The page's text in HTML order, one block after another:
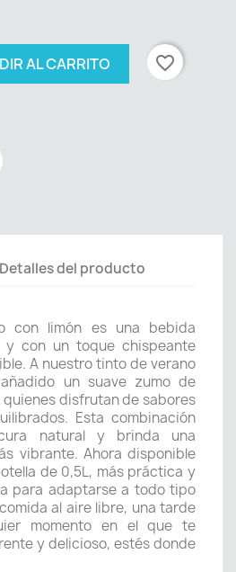
AL CARRITO favorite_border
Detalles del producto
con limón es una bebida
y con un toque chispeante
A nuestro tinto de verano
un suave zumo de
quienes disfrutan de sabores
Esta combinación
natural y brinda una
vibrante. Ahora disponible
de 0,5L, más práctica y
para adaptarse a todo tipo
al aire libre, una tarde
momento en el que te
y delicioso, estés donde